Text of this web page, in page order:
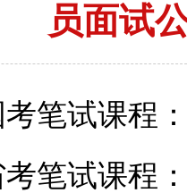
员面试
笔试课程
笔试课程